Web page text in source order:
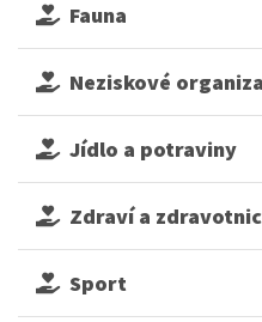
Fauna
Neziskové
Jídlo a potraviny
Zdraví a
Sport